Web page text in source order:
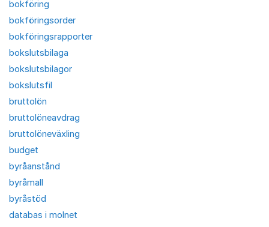
bokföring
bokföringsorder
bokföringsrapporter
bokslutsbilaga
bokslutsbilagor
bokslutsfil
bruttolön
bruttolöneavdrag
bruttolöneväxling
budget
byråanstånd
byråmall
byråstöd
databas i molnet